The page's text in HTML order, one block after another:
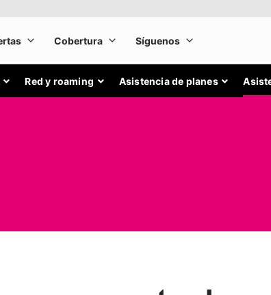
Red y roaming Asistencia de planes